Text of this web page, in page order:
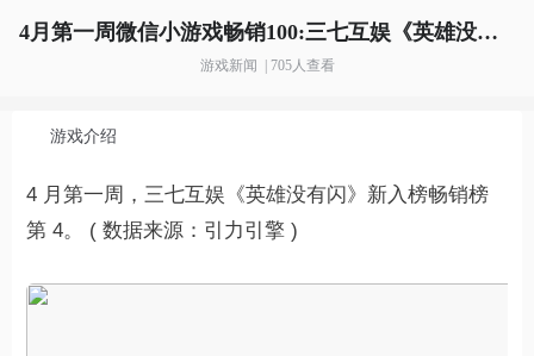
4月第一周微信小游戏畅销100:三七互娱《英雄没有闪》空降前五
游戏新闻 | 705人查看
游戏介绍
4 月第一周，三七互娱《英雄没有闪》新入榜畅销榜
第 4。 ( 数据来源：引力引擎 )